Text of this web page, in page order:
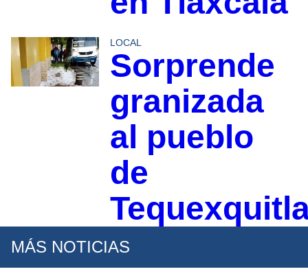
LOCAL
Sorprende
granizada
al pueblo
de
MÁS NOTICIAS